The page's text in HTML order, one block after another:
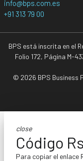
info@bps.com.es
+91 313 79 00
BPS está inscrita en el
Folio 172, Página M-
© 2026 BPS Business
close
Código
Para copiar el enlace